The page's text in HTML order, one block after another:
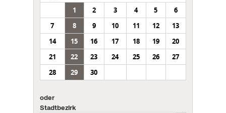
1
2 3 4 5
6
7
8 9 10 11 12
13
14
15 16 17 18 19
20
21
22 23 24 25 26
27
28
29 30
oder
Stadtbezirk